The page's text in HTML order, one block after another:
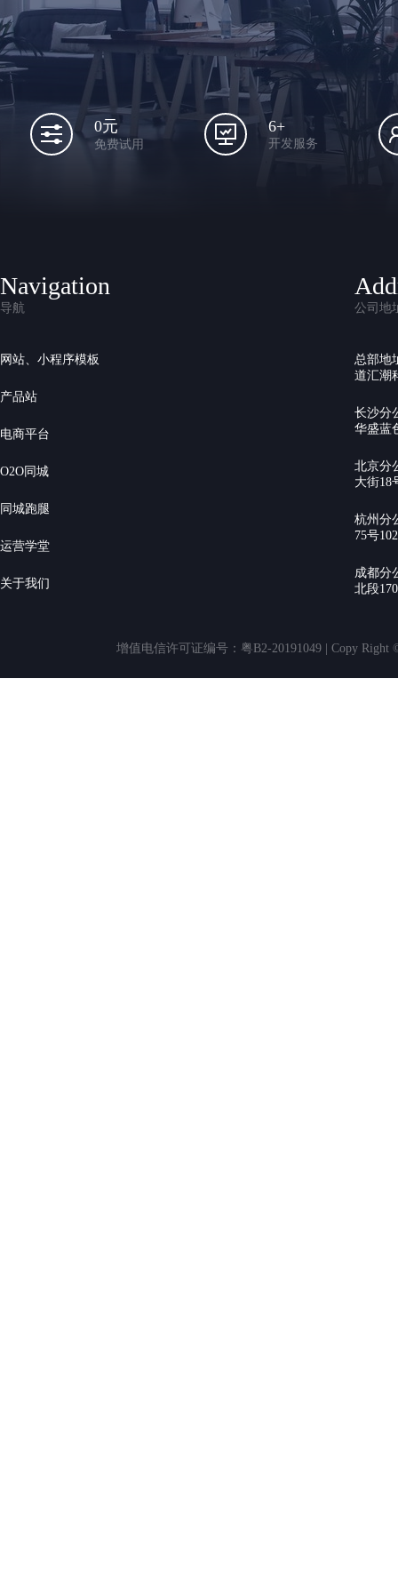
0元
免费试用
6+
开发服务
Navigation
导航
网站、小程序模板
产品站
电商平台
O2O同城
同城跑腿
运营学堂
关于我们
公司地
总部地
道汇潮
长沙分
华盛蓝
北京分
大街18
杭州分
75号
成都分
北段
增值电信许可证编号：粤B2-20191049 | Copy